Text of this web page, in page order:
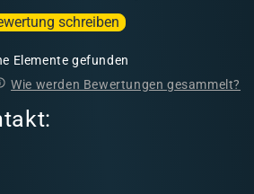
schreiben
Elemente gefunden
Wie werden Bewertungen gesammelt?